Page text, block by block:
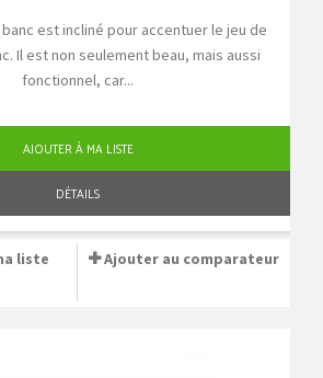
est incliné pour accentuer le jeu de
Il est non seulement beau, mais aussi
fonctionnel, car...
AJOUTER À MA LISTE
DÉTAILS
liste
Ajouter au comparateur